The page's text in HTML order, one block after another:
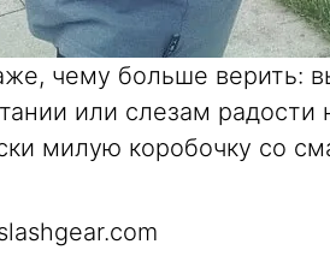
чему больше верить:
или слезам радости
милую коробочку со